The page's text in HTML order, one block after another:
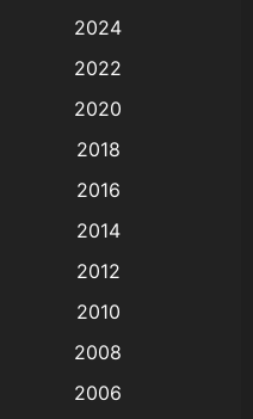
2024
2022
2020
2018
2016
2014
2012
2010
2008
2006